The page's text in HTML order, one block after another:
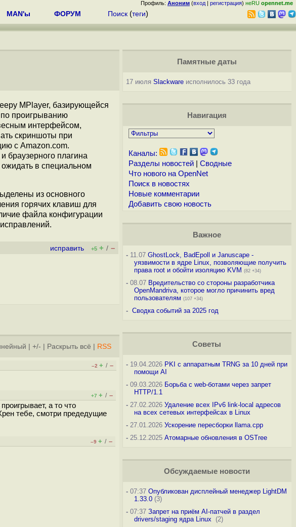
Профиль: Аноним (вход | регистрация) неRU opennet.me
MAN'ы ФОРУМ Поиск (теги)
MPlayer, базирующейся
проигрыванию
интерфейсом,
скриншоты при
с Amazon.com.
браузерного плагина
в специальном
из основного
горячих клавиш для
файла конфигурации
исправить +5 + / –
+/- Раскрыть всё RSS
–2 + / –
+7 + / –
а то что
тебе, смотри предедущие
–9 + / –
Памятные даты
17 июля Slackwareисполнилось 33 года
Навигация
Каналы:
Разделы новостей| Сводные
Что нового на OpenNet
Поиск в новостях
Новые комментарии
Добавить свою новость
Важное
-11.07 GhostLock, BadEpoll и Januscape -
уязвимости в ядре Linux, позволяющие получить
права root и обойти изоляцию KVM (82 +34)
-08.07 Вредительство со стороны разработчика
OpenMandriva, которое могло причинить вред
пользователям (107 +34)
- Сводка событий за 2025 год
Советы
-19.04.2026 PKI с аппаратным TRNG за 10 дней при
помощи AI
-09.03.2026 Борьба с web-ботами через запрет
HTTP/1.1
-27.02.2026 Удаление всех IPv6 link-local адресов
на всех сетевых интерфейсах в Linux
-27.01.2026 Ускорение пересборки llama.cpp
-25.12.2025 Атомарные обновления в OSTree
Обсуждаемые новости
-07:37 Опубликован дисплейный менеджер LightDM
1.33.0(3)
-07:37 Запрет на приём AI-патчей в раздел
drivers/staging ядра Linux
(2)